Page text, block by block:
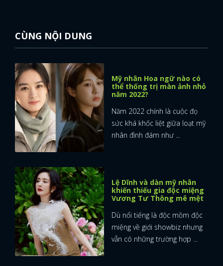
CÙNG NỘI DUNG
Mỹ nhân Hoa ngữ nào có
thể thống trị màn ảnh nhỏ
năm 2022?
Năm 2022 chính là cuộc đọ
sức khá khốc liệt giữa loạt mỹ
nhân đình đám như ...
Lệ Dĩnh và dàn mỹ nhân
khiến thiếu gia độc miệng
Vương Tư Thông mê mệt
Dù nổi tiếng là độc mồm độc
miệng về giới showbiz nhưng
vẫn có những trường hợp ...